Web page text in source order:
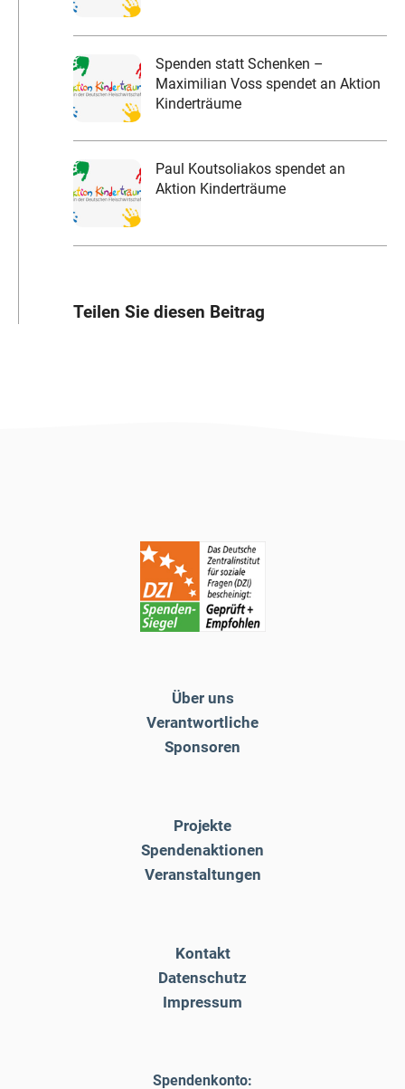
Spenden statt Schenken –
Maximilian Voss spendet an Aktion
Kinderträume
Paul Koutsoliakos spendet an
Aktion Kinderträume
Teilen Sie diesen Beitrag
Über uns
Verantwortliche
Sponsoren
Projekte
Spendenaktionen
Veranstaltungen
Kontakt
Datenschutz
Impressum
Spendenkonto: